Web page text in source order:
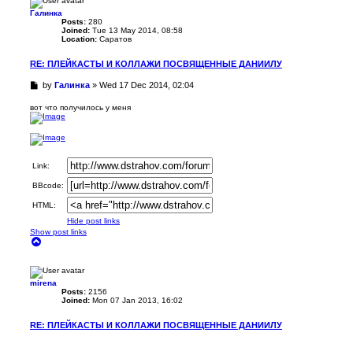
Галинка
Posts: 280
Joined: Tue 13 May 2014, 08:58
Location: Саратов
RE: ПЛЕЙКАСТЫ И КОЛЛАЖИ ПОСВЯЩЕННЫЕ ДАНИИЛУ
U
r
e
d
o
t
by Галинка» Wed 17 Dec 2014, 02:04
вот что получилось у меня
Link:
BBcode:
HTML:
Hide post links
Show post links
mirena
Posts: 2156
Joined: Mon 07 Jan 2013, 16:02
RE: ПЛЕЙКАСТЫ И КОЛЛАЖИ ПОСВЯЩЕННЫЕ ДАНИИЛУ